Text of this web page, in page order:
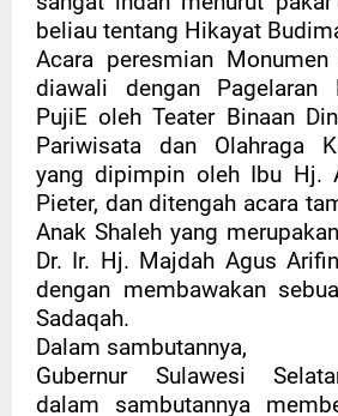
beliau tentang Hikayat
Acara peresmian
diawali dengan Pagelaran
PujiE oleh Teater Binaan
Pariwisata dan Olahraga
yang dipimpin oleh Ibu Hj.
Pieter, dan ditengah acara
Anak Shaleh yang
Dr. Ir. Hj. Majdah Agus
dengan membawakan
Sadaqah.
Dalam sambutannya,
Gubernur Sulawesi
dalam sambutannya